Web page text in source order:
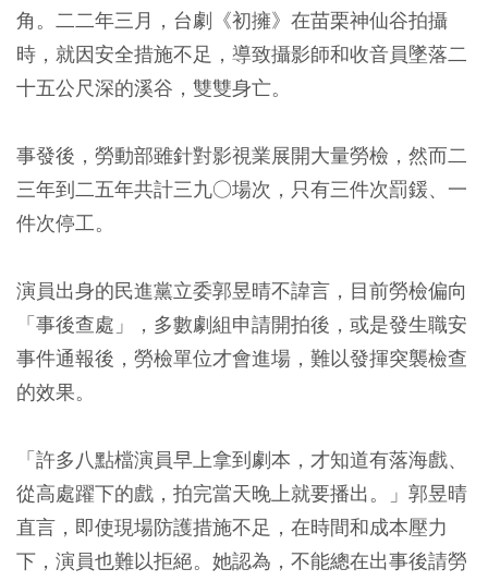
角。二二年三月，台劇《初擁》在苗栗神仙谷拍攝
時，就因安全措施不足，導致攝影師和收音員墜落二
十五公尺深的溪谷，雙雙身亡。
事發後，勞動部雖針對影視業展開大量勞檢，然而二
三年到二五年共計三九○場次，只有三件次罰鍰、一
件次停工。
演員出身的民進黨立委郭昱晴不諱言，目前勞檢偏向
「事後查處」，多數劇組申請開拍後，或是發生職安
事件通報後，勞檢單位才會進場，難以發揮突襲檢查
的效果。
「許多八點檔演員早上拿到劇本，才知道有落海戲、
從高處躍下的戲，拍完當天晚上就要播出。」郭昱晴
直言，即使現場防護措施不足，在時間和成本壓力
下，演員也難以拒絕。她認為，不能總在出事後請勞